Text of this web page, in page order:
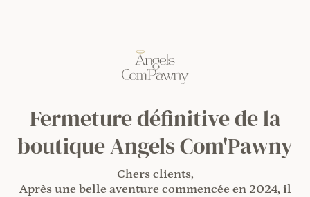
Fermeture définitive de la
boutique Angels Com'Pawny
Chers clients,
Après une belle aventure commencée en 2024, il